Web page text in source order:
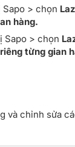
Sapo > chọn
hàng.
Sapo > chọn
từng gian
và chỉnh sửa